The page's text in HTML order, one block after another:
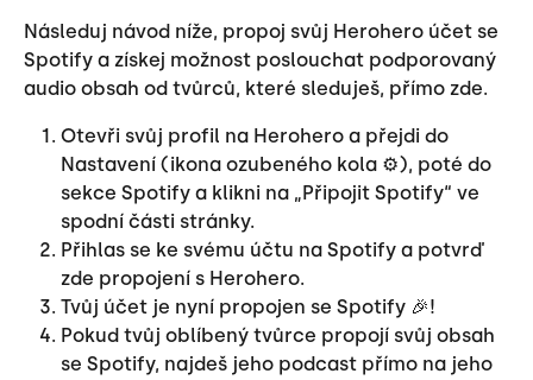
Následuj návod níže, propoj svůj Herohero účet se
Spotify a získej možnost poslouchat podporovaný
audio obsah od tvůrců, které sleduješ, přímo zde.
Otevři svůj profil na Herohero a přejdi do
Nastavení (ikona ozubeného kola ⚙️), poté do
sekce Spotify a klikni na „Připojit Spotify“ ve
spodní části stránky.
Přihlas se ke svému účtu na Spotify a potvrď
zde propojení s Herohero.
Tvůj účet je nyní propojen se Spotify 🎉!
Pokud tvůj oblíbený tvůrce propojí svůj obsah
se Spotify, najdeš jeho podcast přímo na jeho